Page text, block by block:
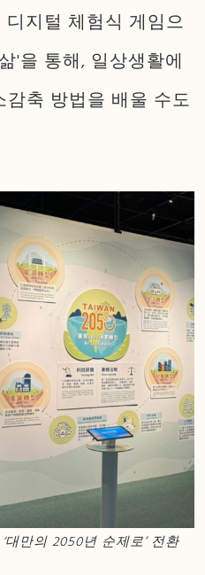
지털 체험식 게임으
'을 통해, 일상생활에
축 방법을 배울 수도
만의 2050년 순제로’ 전환